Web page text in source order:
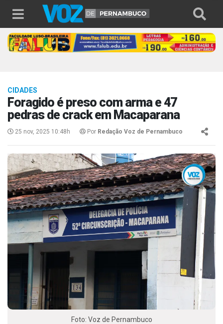
CIDADES
Foragido é preso com arma e 47
pedras de crack em Macaparana
25 nov, 2025 10:48h Por Redação Voz de Pernambuco
Foto: Voz de Pernambuco